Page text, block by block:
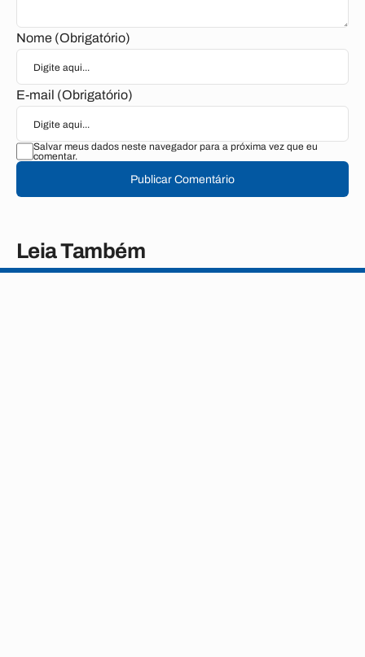
Nome (Obrigatório)
E-mail (Obrigatório)
Salvar meus dados neste navegador para a próxima vez que eu
comentar.
Publicar Comentário
Leia Também